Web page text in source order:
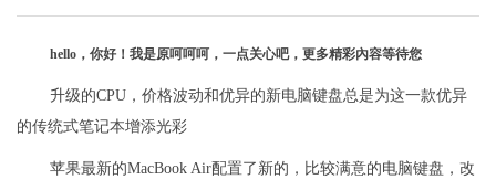
hello，你好！我是原呵呵呵，一点关心吧，更多精彩內容等待您
升级的CPU，价格波动和优异的新电脑键盘总是为这一款优异
的传统式笔记本增添光彩
苹果最新的MacBook Air配置了新的，比较满意的电脑键盘，改